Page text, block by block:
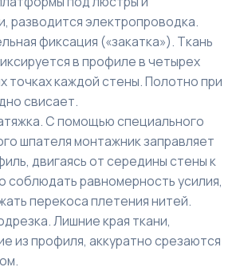
разводится электропроводка.
фиксация («закатка»). Ткань
в профиле в четырех
точках каждой стены. Полотно при
свисает.
С помощью специального
шпателя монтажник заправляет
двигаясь от середины стены к
соблюдать равномерность усилия,
перекоса плетения нитей.
Лишние края ткани,
из профиля, аккуратно срезаются